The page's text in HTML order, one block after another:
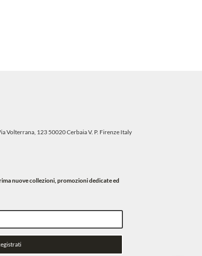
Volterrana, 123 50020 Cerbaia V. P. Firenze Italy
nuove collezioni, promozioni dedicate ed